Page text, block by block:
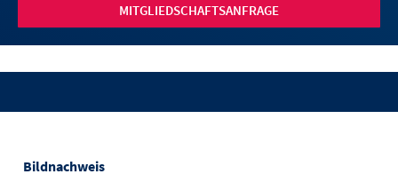
MITGLIEDSCHAFTSANFRAGE
Bildnachweis